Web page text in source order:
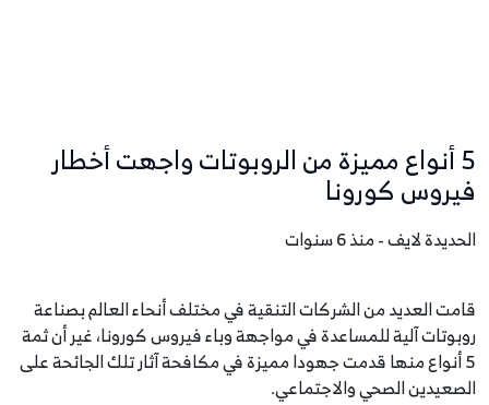
5 أنواع مميزة من الروبوتات واجهت أخطار
فيروس كورونا
الحديدة لايف - منذ 6 سنوات
قامت العديد من الشركات التنقية في مختلف أنحاء العالم بصناعة
روبوتات آلية للمساعدة في مواجهة وباء فيروس كورونا، غير أن ثمة
5 أنواع منها قدمت جهودا مميزة في مكافحة آثار تلك الجائحة على
الصعيدين الصحي والاجتماعي.